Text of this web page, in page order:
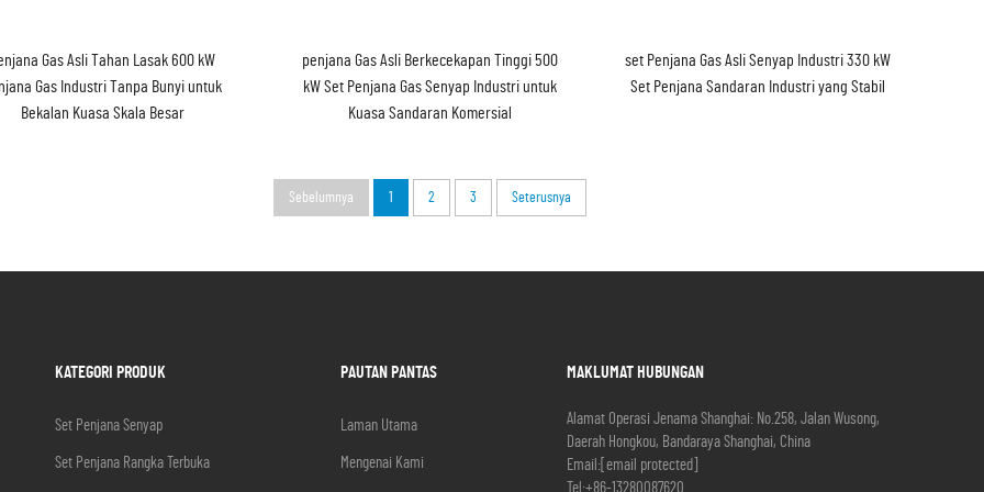
Gas Asli Tahan Lasak 600 kW
Gas Industri Tanpa Bunyi untuk
Bekalan Kuasa Skala Besar
penjana Gas Asli Berkecekapan Tinggi 500
kW Set Penjana Gas Senyap Industri untuk
Kuasa Sandaran Komersial
set Penjana Gas Asli Senyap Industri 330 kW
Set Penjana Sandaran Industri yang Stabil
Sebelumnya 1 2 3 Seterusnya
KATEGORI PRODUK
Set Penjana Senyap
Set Penjana Rangka Terbuka
PAUTAN PANTAS
Laman Utama
Mengenai Kami
MAKLUMAT HUBUNGAN
Alamat Operasi Jenama Shanghai: No.258, Jalan Wusong,
Daerah Hongkou, Bandaraya Shanghai, China
Email:[email protected]
Tel:+86-13280087620